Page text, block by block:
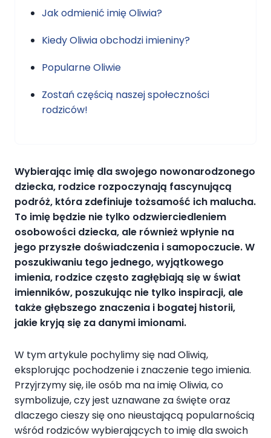
Jak odmienić imię Oliwia?
Kiedy Oliwia obchodzi imieniny?
Popularne Oliwie
Zostań częścią naszej społeczności
rodziców!
Wybierając imię dla swojego nowonarodzonego
dziecka, rodzice rozpoczynają fascynującą
podróż, która zdefiniuje tożsamość ich malucha.
To imię będzie nie tylko odzwierciedleniem
osobowości dziecka, ale również wpłynie na
jego przyszłe doświadczenia i samopoczucie. W
poszukiwaniu tego jednego, wyjątkowego
imienia, rodzice często zagłębiają się w świat
imienników, poszukując nie tylko inspiracji, ale
także głębszego znaczenia i bogatej historii,
jakie kryją się za danymi imionami.
W tym artykule pochylimy się nad Oliwią,
eksplorując pochodzenie i znaczenie tego imienia.
Przyjrzymy się, ile osób ma na imię Oliwia, co
symbolizuje, czy jest uznawane za święte oraz
dlaczego cieszy się ono nieustającą popularnością
wśród rodziców wybierających to imię dla swoich